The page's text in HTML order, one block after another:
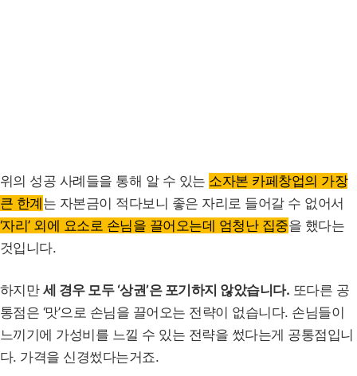
위의 성공 사례들을 통해 알 수 있는 소자본 카페창업의 가장
큰 한계는 자본금이 적다보니 좋은 자리로 들어갈 수 없어서
‘자리’ 외에 요소로 손님을 끌어오는데 엄청난 집중을 했다는
것입니다.
하지만 세 경우 모두 ‘상권’은 포기하지 않았습니다. 또다른 공
통점은 ‘맛’으로 손님을 끌어오는 전략이 없습니다. 손님들이
느끼기에 가성비를 느낄 수 있는 전략을 썼다는게 공통점입니
다. 가격을 신경썼다는거죠.